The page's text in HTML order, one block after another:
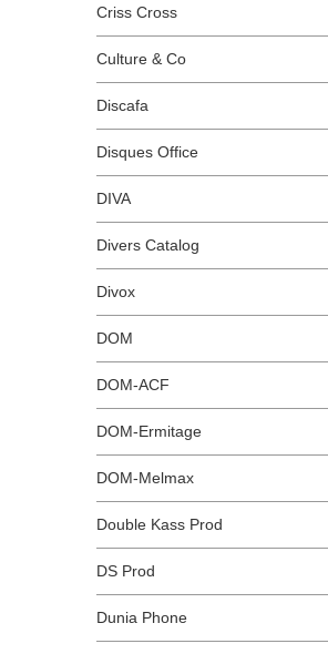
Criss Cross
Culture & Co
Discafa
Disques Office
DIVA
Divers Catalog
Divox
DOM
DOM-ACF
DOM-Ermitage
DOM-Melmax
Double Kass Prod
DS Prod
Dunia Phone